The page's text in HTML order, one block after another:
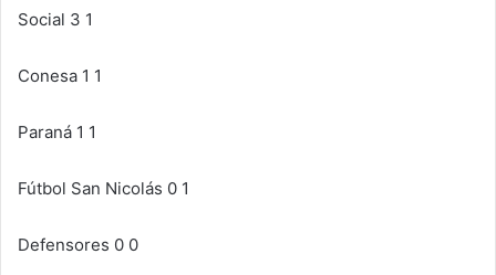
Social 3 1
Conesa 1 1
Paraná 1 1
Fútbol San Nicolás 0 1
Defensores 0 0